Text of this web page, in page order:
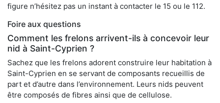
figure n’hésitez pas un instant à contacter le 15 ou le 112.
Foire aux questions
Comment les frelons arrivent-ils à concevoir leur
nid à Saint-Cyprien ?
Sachez que les frelons adorent construire leur habitation à
Saint-Cyprien en se servant de composants recueillis de
part et d’autre dans l’environnement. Leurs nids peuvent
être composés de fibres ainsi que de cellulose.